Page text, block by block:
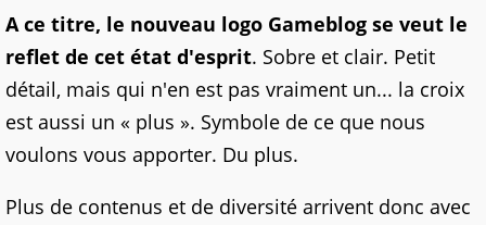
A ce titre, le nouveau logo Gameblog se veut le
reflet de cet état d'esprit. Sobre et clair. Petit
détail, mais qui n'en est pas vraiment un... la croix
est aussi un « plus ». Symbole de ce que nous
voulons vous apporter. Du plus.
Plus de contenus et de diversité arrivent donc avec